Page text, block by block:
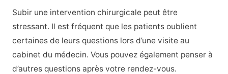
Subir une intervention chirurgicale peut être
stressant. Il est fréquent que les patients oublient
certaines de leurs questions lors d’une visite au
cabinet du médecin. Vous pouvez également penser à
d’autres questions après votre rendez-vous.